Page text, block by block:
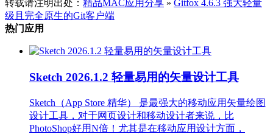
转载请注明出处： 精品MAC应用分享 » Gitfox 4.6.3 强大轻量
级且完全原生的Git客户端
热门应用
Sketch 2026.1.2 轻量易用的矢量设计工具
Sketch（App Store 精华） 是最强大的移动应用矢量绘图
设计工具，对于网页设计和移动设计者来说，比
PhotoShop好用N倍！尤其是在移动应用设计方面，